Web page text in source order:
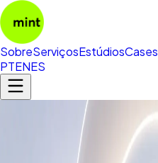
SobreServiçosEstúdiosCases
PTENES